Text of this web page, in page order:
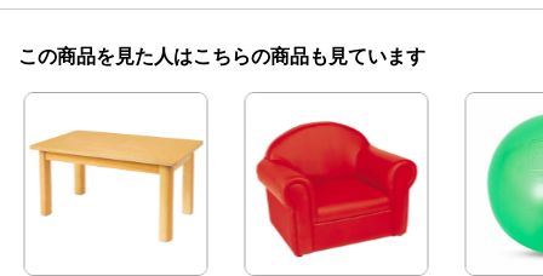
この商品を見た人はこちらの商品も見ています